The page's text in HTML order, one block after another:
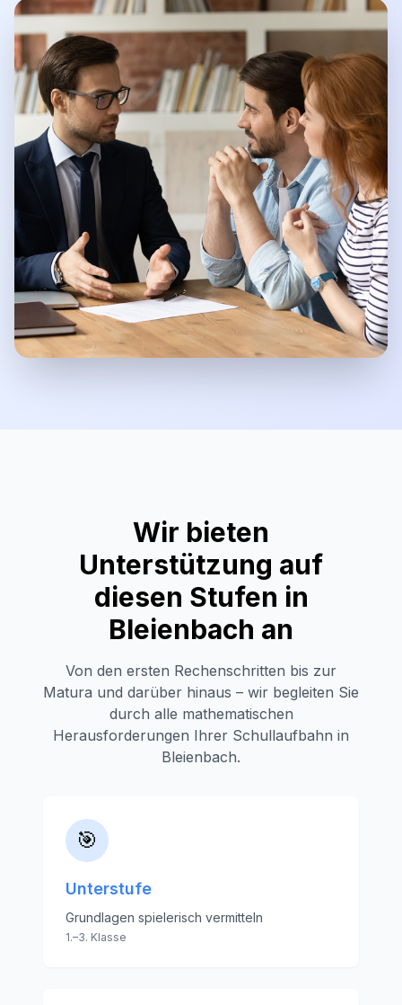
Wir bieten
Unterstützung auf
diesen Stufen in
Bleienbach an
Von den ersten Rechenschritten bis zur
Matura und darüber hinaus – wir begleiten Sie
durch alle mathematischen
Herausforderungen Ihrer Schullaufbahn in
Bleienbach.
🎯
Unterstufe
Grundlagen spielerisch vermitteln
1.–3. Klasse